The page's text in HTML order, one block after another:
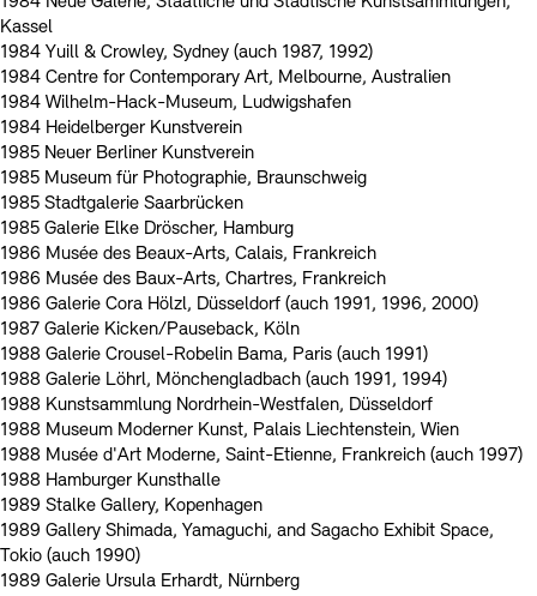
Kassel
1984 Yuill & Crowley, Sydney (auch 1987, 1992)
1984 Centre for Contemporary Art, Melbourne, Australien
1984 Wilhelm-Hack-Museum, Ludwigshafen
1984 Heidelberger Kunstverein
1985 Neuer Berliner Kunstverein
1985 Museum für Photographie, Braunschweig
1985 Stadtgalerie Saarbrücken
1985 Galerie Elke Dröscher, Hamburg
1986 Musée des Beaux-Arts, Calais, Frankreich
1986 Musée des Baux-Arts, Chartres, Frankreich
1986 Galerie Cora Hölzl, Düsseldorf (auch 1991, 1996, 2000)
1987 Galerie Kicken/Pauseback, Köln
1988 Galerie Crousel-Robelin Bama, Paris (auch 1991)
1988 Galerie Löhrl, Mönchengladbach (auch 1991, 1994)
1988 Kunstsammlung Nordrhein-Westfalen, Düsseldorf
1988 Museum Moderner Kunst, Palais Liechtenstein, Wien
1988 Musée d'Art Moderne, Saint-Etienne, Frankreich (auch 1997)
1988 Hamburger Kunsthalle
1989 Stalke Gallery, Kopenhagen
1989 Gallery Shimada, Yamaguchi, and Sagacho Exhibit Space,
Tokio (auch 1990)
1989 Galerie Ursula Erhardt, Nürnberg